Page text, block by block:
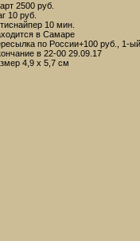
2500 руб.
10 руб.
10 мин.
в Самаре
по России+100 руб., 1-
в 22-00 29.09.17
4,9 х 5,7 см